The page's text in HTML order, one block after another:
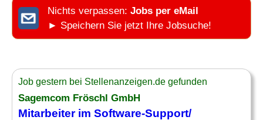
Nichts verpassen: Jobs per eMail
► Speichern Sie jetzt Ihre Jobsuche!
Job gestern bei Stellenanzeigen.de gefunden
Sagemcom Fröschl GmbH
Mitarbeiter im Software-Support/